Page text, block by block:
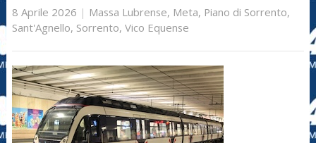
8 Aprile 2026 | Massa Lubrense, Meta, Piano di Sorrento,
Sant'Agnello, Sorrento, Vico Equense